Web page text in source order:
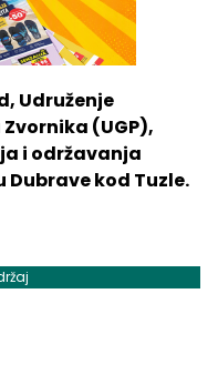
Udruženje
(UGP),
i održavanja
kod Tuzle.